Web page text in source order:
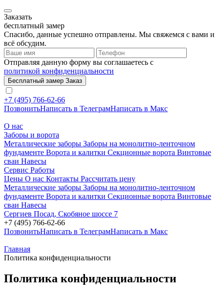
Заказать
бесплатный замер
Спасибо, данные успешно отправлены. Мы свяжемся с вами и
всё обсудим.
Отправляя данную форму вы соглашаетесь с
политикой конфиденциальности
Бесплатный замер Заказ
+7 (495) 766-62-66
ПозвонитьНаписать в ТелеграмНаписать в Макс
О нас
Заборы и ворота
Металлические заборы Заборы на монолитно-ленточном
фундаменте Ворота и калитки Секционные ворота Винтовые
сваи Навесы
Сервис Работы
Цены О нас Контакты Рассчитать цену
Металлические заборы Заборы на монолитно-ленточном
фундаменте Ворота и калитки Секционные ворота Винтовые
сваи Навесы
Сергиев Посад, Скобяное шоссе 7
+7 (495) 766-62-66
ПозвонитьНаписать в ТелеграмНаписать в Макс
Главная
Политика конфиденциальности
Политика конфиденциальности